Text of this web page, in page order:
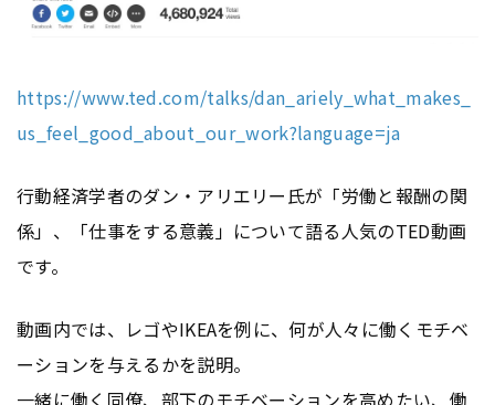
https://www.ted.com/talks/dan_ariely_what_makes_
us_feel_good_about_our_work?language=ja
行動経済学者のダン・アリエリー氏が「労働と報酬の関
係」、「仕事をする意義」について語る人気のTED動画
です。
動画内では、レゴやIKEAを例に、何が人々に働くモチベ
ーションを与えるかを説明。
一緒に働く同僚、部下のモチベーションを高めたい、働